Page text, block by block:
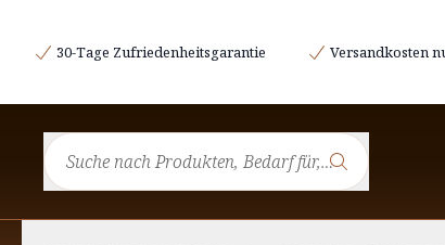
30-Tage Zufriedenheitsgarantie Versandkosten
Was sind Mondphasen?
Vollmond
Abnehmender Mond